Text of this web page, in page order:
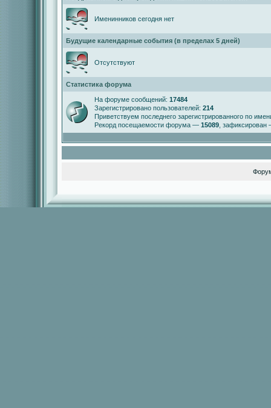
Именинников сегодня нет
Будущие календарные события (в пределах 5 дней)
Отсутствуют
Статистика форума
На форуме сообщений: 17484
Зарегистрировано пользователей: 214
Приветствуем последнего зарегистрированного по
Рекорд посещаемости форума — 15089 ,